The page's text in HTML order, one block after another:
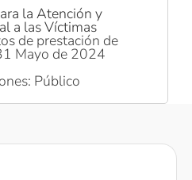
la Atención y
a las Víctimas
de prestación de
Mayo de 2024
Público